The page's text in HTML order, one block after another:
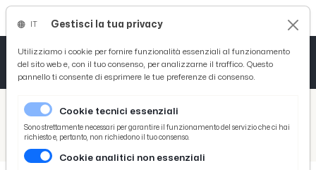
/ Picenotime
/ News
UN'IMMENSA LUCREZIA LANTE DELLA ROVERE AL VENTIDIO BASSO
Gestisci la tua privacy
Utilizziamo i cookie per fornire funzionalità essenziali al funzionamento
del sito web e, con il tuo consenso, per analizzarne il traffico. Questo
pannello ti consente di esprimere le tue preferenze di consenso.
Cookie tecnici essenziali
Sono strettamente necessari per garantire il funzionamento del servizio che ci hai
richiesto e, pertanto, non richiedono il tuo consenso.
Cookie analitici non essenziali
Tutto News
Tutto Sport
Basket
Ciclismo
Tutto Curiosità